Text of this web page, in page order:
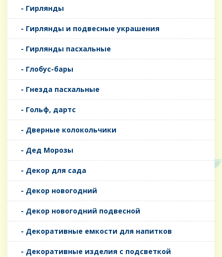
- Гирлянды
- Гирлянды и подвесные украшения
- Гирлянды пасхальные
- Глобус-бары
- Гнезда пасхальные
- Гольф, дартс
- Дверные колокольчики
- Дед Морозы
- Декор для сада
- Декор новогодний
- Декор новогодний подвесной
- Декоративные емкости для напитков
- Декоративные изделия с подсветкой